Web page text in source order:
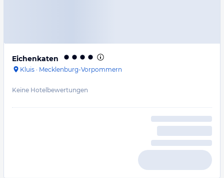
Eichenkaten
Kluis · Mecklenburg-Vorpommern
Keine Hotelbewertungen